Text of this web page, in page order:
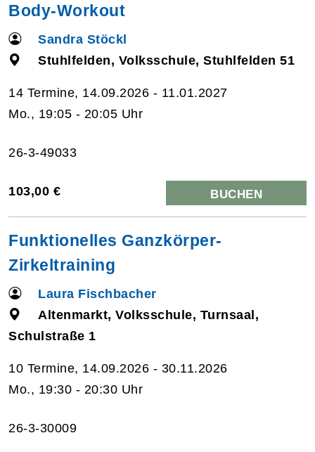
Body-Workout
Sandra Stöckl
Stuhlfelden, Volksschule, Stuhlfelden 51
14 Termine, 14.09.2026 - 11.01.2027
Mo., 19:05 - 20:05 Uhr
26-3-49033
103,00 € BUCHEN
Funktionelles Ganzkörper-
Zirkeltraining
Laura Fischbacher
Altenmarkt, Volksschule, Turnsaal,
Schulstraße 1
10 Termine, 14.09.2026 - 30.11.2026
Mo., 19:30 - 20:30 Uhr
26-3-30009